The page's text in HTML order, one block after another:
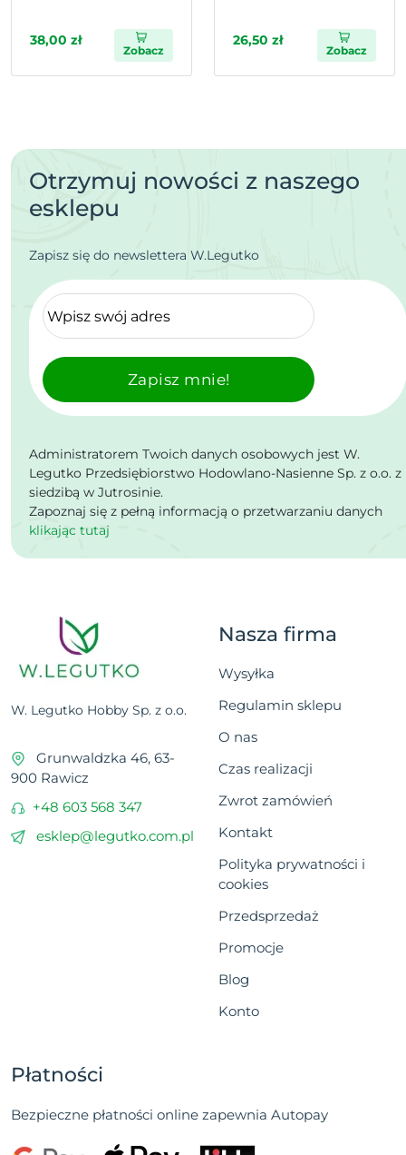
38,00 zł
Zobacz
26,50 zł
Zobacz
Otrzymuj nowości z naszego
esklepu
Zapisz się do newslettera W.Legutko
Zapisz mnie!
Administratorem Twoich danych osobowych jest W.
Legutko Przedsiębiorstwo Hodowlano-Nasienne Sp. z o.o. z
siedzibą w Jutrosinie.
Zapoznaj się z pełną informacją o przetwarzaniu danych
klikając tutaj
W. Legutko Hobby Sp. z o.o.
Grunwaldzka 46, 63-
900 Rawicz
+48 603 568 347
esklep@legutko.com.pl
Nasza firma
Wysyłka
Regulamin sklepu
O nas
Czas realizacji
Zwrot zamówień
Kontakt
Polityka prywatności i
cookies
Przedsprzedaż
Promocje
Blog
Konto
Płatności
Bezpieczne płatności online zapewnia Autopay